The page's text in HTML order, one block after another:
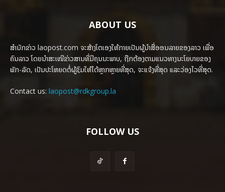
ABOUT US
ສຳນັກຂ່າວ laopost.com ຈະສ້າງໂຕເອງໃຫ້ກາຍເປັນຜູ້ນຳສື່ອອນລາຍຂອງລາວ ເພື່ອ
ຄົນລາວ ໂດຍນຳສະເໜີຂ່າວສານທີ່ມີຄຸນນະພາບ, ຖືກຕ້ອງຕາມແນວທາງນະໂຍບາຍຂອງ
ພັກ-ລັດ, ເປັນປະໂຫຍດຕໍ່ຜູ້ຊົມໃຫ້ໄດ້ຫຼາກຫຼາຍທີ່ສຸດ, ຈະແຈ້ງທີ່ສຸດ ແລະວ່ອງໄວທີ່ສຸດ.
Contact us: laopost@rdkgroup.la
FOLLOW US